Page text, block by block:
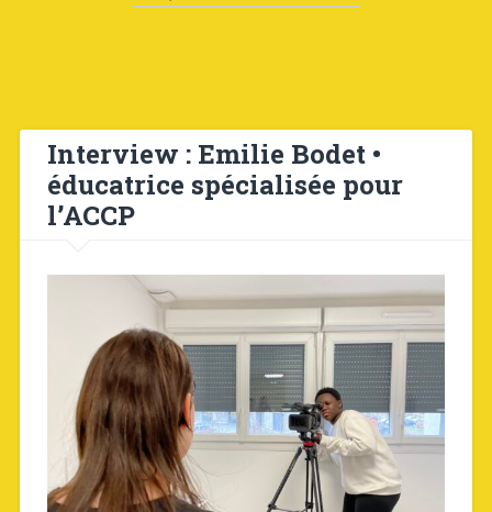
Interview : Emilie Bodet •
éducatrice spécialisée pour
l’ACCP